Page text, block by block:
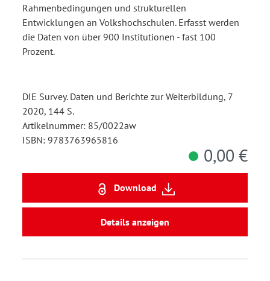
Rahmenbedingungen und strukturellen
Entwicklungen an Volkshochschulen. Erfasst werden
die Daten von über 900 Institutionen - fast 100
Prozent.
DIE Survey. Daten und Berichte zur Weiterbildung, 7
2020, 144 S.
Artikelnummer: 85/0022aw
ISBN: 9783763965816
0,00 €
Download
Details anzeigen